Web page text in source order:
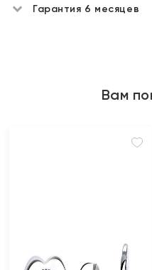
Гарантия 6 месяцев
Вам